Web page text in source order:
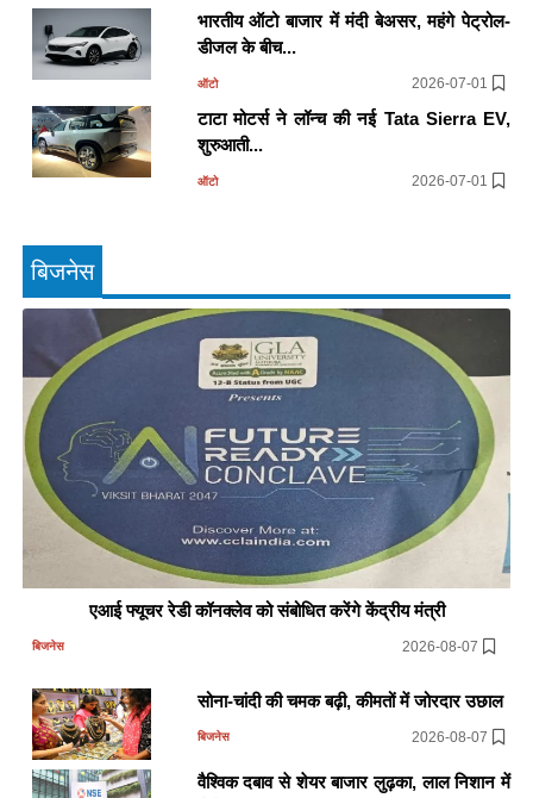
भारतीय ऑटो बाजार में मंदी बेअसर, महंगे पेट्रोल-
डीजल के बीच...
ऑटो 2026-07-01
टाटा मोटर्स ने लॉन्च की नई Tata Sierra EV,
शुरुआती...
ऑटो 2026-07-01
बिजनेस
एआई फ्यूचर रेडी कॉनक्लेव को संबोधित करेंगे केंद्रीय मंत्री
बिजनेस 2026-08-07
सोना-चांदी की चमक बढ़ी, कीमतों में जोरदार उछाल
बिजनेस 2026-08-07
वैश्विक दबाव से शेयर बाजार लुढ़का, लाल निशान में